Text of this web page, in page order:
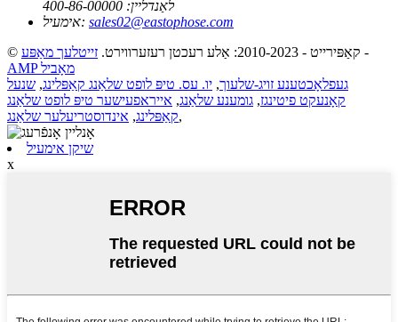
לאַנדליין: 400-86-00000
אימעיל: sales02@eastophose.com
© קאַפּירייט - 2010-2023: אַלע רעכטן רעזערווירט.
זייטלעך מאַפּע
-
AMP מאָביל
געפלאָכטענע זויג-שלעוך, יו. עס. טיפּ לופט שלאַנג קאַפּלינג, שנעל
קאָנעקט פיטינגז, גומענע שלאַנג, אייראפעישער טיפּ לופט שלאַנג
קאַפּלינג, אינדוסטריעלער שלאַנג ,
שיקן אימעיל
x